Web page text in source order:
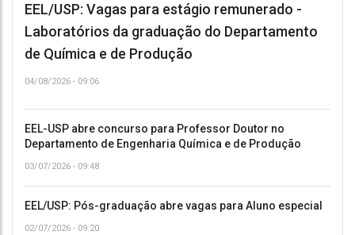
EEL/USP: Vagas para estágio remunerado -
Laboratórios da graduação do Departamento
de Química e de Produção
04/08/2026 - 09:06
EEL-USP abre concurso para Professor Doutor no
Departamento de Engenharia Química e de Produção
03/07/2026 - 09:48
EEL/USP: Pós-graduação abre vagas para Aluno especial
02/07/2026 - 09:20